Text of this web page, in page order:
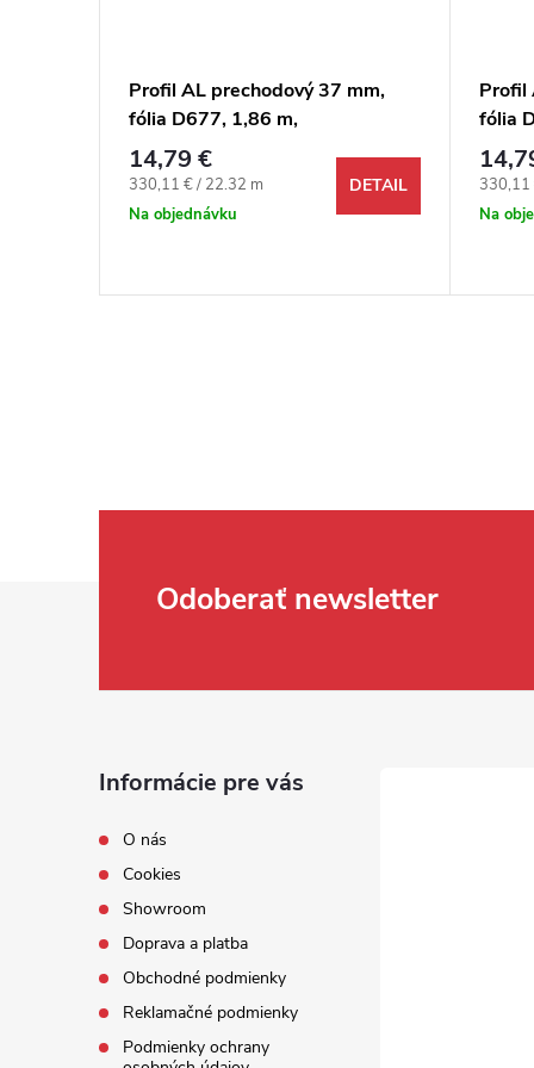
Profil AL prechodový 37 mm,
fólia D677, 1,86 m,
samolepiaco-narážací oblý, 3v1
Egger
14,79 €
Jednotková cena:
330,11 € / 22.32 m
Na objednávku
DETAIL
Profil
fólia
Egger
330,11
Na
Odoberať newsletter
Informácie pre vás
O nás
Cookies
Showroom
Doprava a platba
Obchodné podmienky
Reklamačné podmienky
Podmienky ochrany